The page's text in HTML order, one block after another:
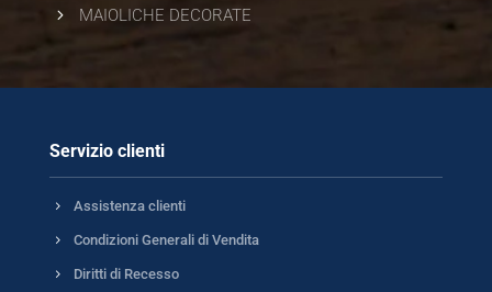
5
MAIOLICHE DECORATE
Servizio clienti
5 Assistenza clienti
5 Condizioni Generali di Vendita
5 Diritti di Recesso